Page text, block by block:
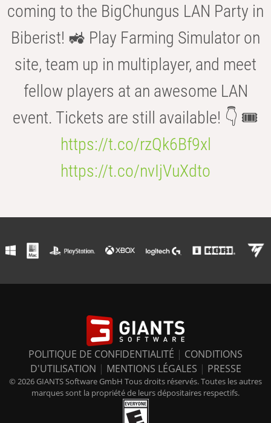
coming to the BigChungus LAN Party in
Biberist! 🚜 Play Farming Simulator on
site, team up in multiplayer, and meet
fellow players at an awesome LAN
event. Tickets are still available! 👇 🎟️
https://t.co/rzQk6Bf9xl
https://t.co/nvIjVuXdto
POLITIQUE DE CONFIDENTIALITÉ | CONDITIONS
D'UTILISATION | MENTIONS LÉGALES | PRESSE
© 2026 GIANTS Software GmbH Tous droits réservés. Toutes les autres
marques sont la propriété de leurs dépositaires respectifs.